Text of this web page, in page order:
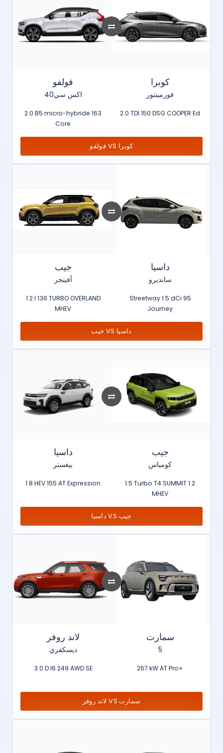
فولفو
اكس سي40
2.0 B5 micro-hybride 163
Core
كوبرا
فورمينتور
2.0 TDI 150 DSG COOPER Ed
فولفو VS كوبرا
جيب
أفينجر
1.2 l 136 TURBO OVERLAND
MHEV
داسيا
سانديرو
Streetway 1.5 dCi 95
Journey
جيب VS داسيا
داسيا
بيغستر
1.8 HEV 155 AT Expression
جيب
كومباس
1.5 Turbo T4 SUMMIT 1.2
MHEV
داسيا VS جيب
لاند روفر
ديسكفري
3.0 D I6 249 AWD SE
سمارت
5
267 kW AT Pro+
لاند روفر VS سمارت